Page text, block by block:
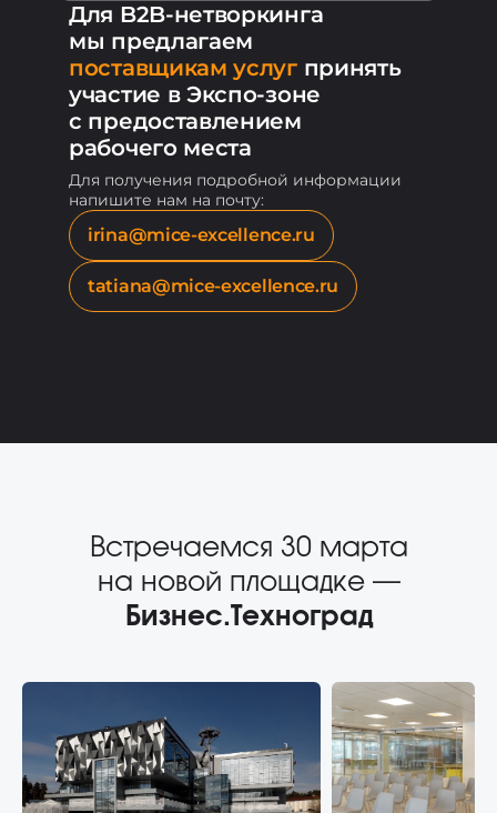
Для B2B-нетворкинга
мы предлагаем
поставщикам услугпринять
участие в Экспо-зоне
с предоставлением
рабочего места
Для получения подробной информации
напишите нам на почту:
irina@mice-excellence.ru
tatiana@mice-excellence.ru
Встречаемся 30 марта
на новой площадке —
Бизнес.Техноград